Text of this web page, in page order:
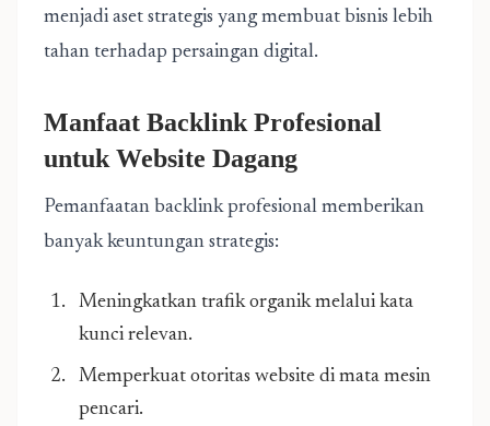
menjadi aset strategis yang membuat bisnis lebih
tahan terhadap persaingan digital.
Manfaat Backlink Profesional
untuk Website Dagang
Pemanfaatan backlink profesional memberikan
banyak keuntungan strategis:
Meningkatkan trafik organik melalui kata
kunci relevan.
Memperkuat otoritas website di mata mesin
pencari.